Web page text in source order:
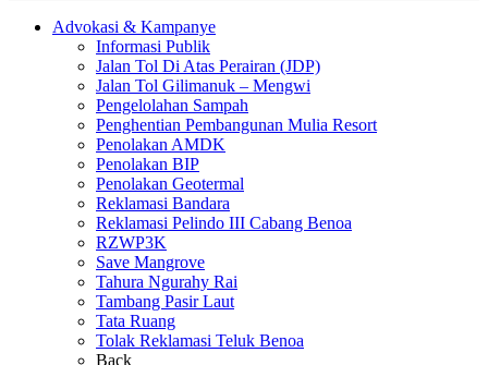
Advokasi & Kampanye
Informasi Publik
Jalan Tol Di Atas Perairan (JDP)
Jalan Tol Gilimanuk – Mengwi
Pengelolahan Sampah
Penghentian Pembangunan Mulia Resort
Penolakan AMDK
Penolakan BIP
Penolakan Geotermal
Reklamasi Bandara
Reklamasi Pelindo III Cabang Benoa
RZWP3K
Save Mangrove
Tahura Ngurahy Rai
Tambang Pasir Laut
Tata Ruang
Tolak Reklamasi Teluk Benoa
Back